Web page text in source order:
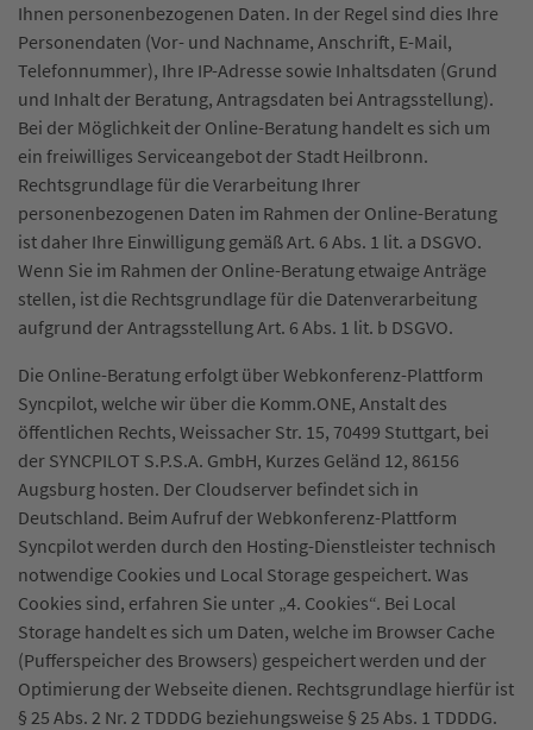
Ihnen personenbezogenen Daten. In der Regel sind dies Ihre
Personendaten (Vor- und Nachname, Anschrift, E-Mail,
Telefonnummer), Ihre IP-Adresse sowie Inhaltsdaten (Grund
und Inhalt der Beratung, Antragsdaten bei Antragsstellung).
Bei der Möglichkeit der Online-Beratung handelt es sich um
ein freiwilliges Serviceangebot der Stadt Heilbronn.
Rechtsgrundlage für die Verarbeitung Ihrer
personenbezogenen Daten im Rahmen der Online-Beratung
ist daher Ihre Einwilligung gemäß Art. 6 Abs. 1 lit. a DSGVO.
Wenn Sie im Rahmen der Online-Beratung etwaige Anträge
stellen, ist die Rechtsgrundlage für die Datenverarbeitung
aufgrund der Antragsstellung Art. 6 Abs. 1 lit. b DSGVO.
Die Online-Beratung erfolgt über Webkonferenz-Plattform
Syncpilot, welche wir über die Komm.ONE, Anstalt des
öffentlichen Rechts, Weissacher Str. 15, 70499 Stuttgart, bei
der SYNCPILOT S.P.S.A. GmbH, Kurzes Geländ 12, 86156
Augsburg hosten. Der Cloudserver befindet sich in
Deutschland. Beim Aufruf der Webkonferenz-Plattform
Syncpilot werden durch den Hosting-Dienstleister technisch
notwendige Cookies und Local Storage gespeichert. Was
Cookies sind, erfahren Sie unter „4. Cookies“. Bei Local
Storage handelt es sich um Daten, welche im Browser Cache
(Pufferspeicher des Browsers) gespeichert werden und der
Optimierung der Webseite dienen. Rechtsgrundlage hierfür ist
§ 25 Abs. 2 Nr. 2 TDDDG beziehungsweise § 25 Abs. 1 TDDDG.